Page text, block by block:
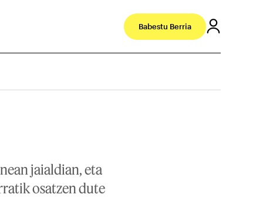
Babestu Berria
jaialdian, eta
osatzen dute